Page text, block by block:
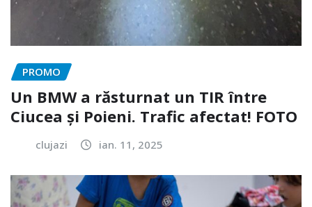
PROMO
Un BMW a răsturnat un TIR între
Ciucea și Poieni. Trafic afectat! FOTO
clujazi ian. 11, 2025